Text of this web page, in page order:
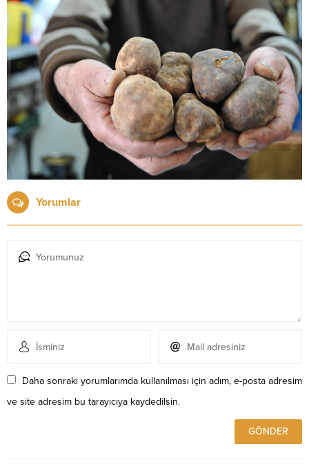
Yorumlar
Daha sonraki yorumlarımda kullanılması için adım, e-posta adresim
ve site adresim bu tarayıcıya kaydedilsin.